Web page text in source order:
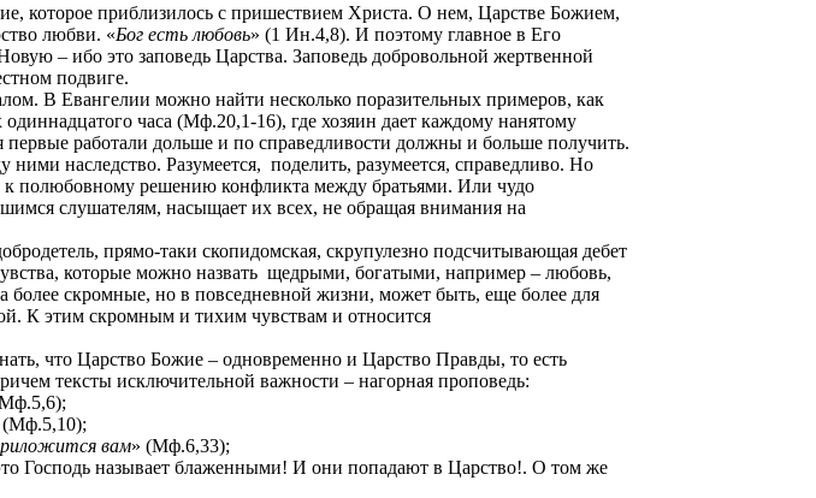
которое приблизилось с пришествием Христа. О нем, Царстве Божием,
любви. «Бог есть любовь» (1 Ин.4,8). И поэтому главное в Его
– ибо это заповедь Царства. Заповедь добровольной жертвенной
подвиге.
В Евангелии можно найти несколько поразительных примеров, как
часа (Мф.20,1-16), где хозяин дает каждому нанятому
работали дольше и по справедливости должны и больше получить.
наследство. Разумеется, поделить, разумеется, справедливо. Но
к полюбовному решению конфликта между братьями. Или чудо
слушателям, насыщает их всех, не обращая внимания на
прямо-таки скопидомская, скрупулезно подсчитывающая дебет
которые можно назвать щедрыми, богатыми, например – любовь,
более скромные, но в повседневной жизни, может быть, еще более для
К этим скромным и тихим чувствам и относится
что Царство Божие – одновременно и Царство Правды, то есть
тексты исключительной важности – нагорная проповедь:
(Мф.5,10);
вам» (Мф.6,33);
Господь называет блаженными! И они попадают в Царство!. О том же